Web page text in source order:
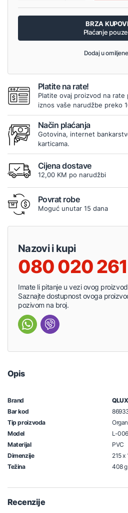
BRZA
Plaćanje
Dodaj u omiljene
Platite na rate!
Platite ovaj proizvod na
iznos vaše narudžbe preko
Način plaćanja
Gotovina, internet
karticama.
Cijena dostave
12,00 KM po narudžbi
Povrat robe
Moguć unutar 15 dana
Nazovi i kupi
080 020 261
Imate li pitanje u vezi ovog
Saznajte dostupnost ovoga
pozivom na broj.
Opis
Brand
QLUX
Bar kod
Tip proizvoda
Model
L-
Materijal
PVC
Dimenzije
215 x
Težina
408 g
Recenzije